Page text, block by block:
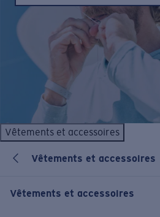
Vêtements et accessoires
Vêtements et accessoires
Vêtements et accessoires